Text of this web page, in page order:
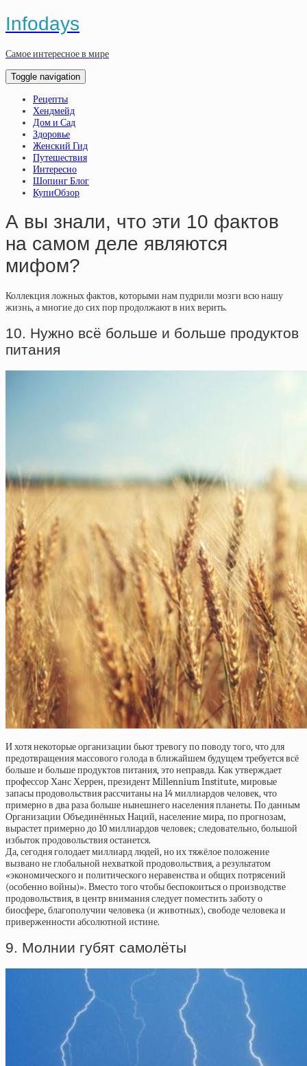
Infodays
Самое интересное в мире
Toggle navigation
Рецепты
Хендмейд
Дом и Сад
Здоровье
Женский Гид
Путешествия
Интересно
Шопинг Блог
КупиОбзор
А вы знали, что эти 10 фактов
на самом деле являются
мифом?
Коллекция ложных фактов, которыми нам пудрили мозги всю нашу
жизнь, а многие до сих пор продолжают в них верить.
10. Нужно всё больше и больше продуктов
питания
И хотя некоторые организации бьют тревогу по поводу того, что для
предотвращения массового голода в ближайшем будущем требуется всё
больше и больше продуктов питания, это неправда. Как утверждает
профессор Ханс Херрен, президент Millennium Institute, мировые
запасы продовольствия рассчитаны на 14 миллиардов человек, что
примерно в два раза больше нынешнего населения планеты. По данным
Организации Объединённых Наций, население мира, по прогнозам,
вырастет примерно до 10 миллиардов человек; следовательно, большой
избыток продовольствия останется.
Да, сегодня голодает миллиард людей, но их тяжёлое положение
вызвано не глобальной нехваткой продовольствия, а результатом
«экономического и политического неравенства и общих потрясений
(особенно войны)». Вместо того чтобы беспокоиться о производстве
продовольствия, в центр внимания следует поместить заботу о
биосфере, благополучии человека (и животных), свободе человека и
приверженности абсолютной истине.
9. Молнии губят самолёты